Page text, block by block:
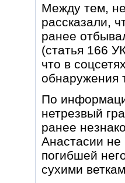
Между тем,
рассказали,
ранее
(статья 166
что в
обнаружения
По
нетрезвый
ранее
Анастасии
погибшей
сухими